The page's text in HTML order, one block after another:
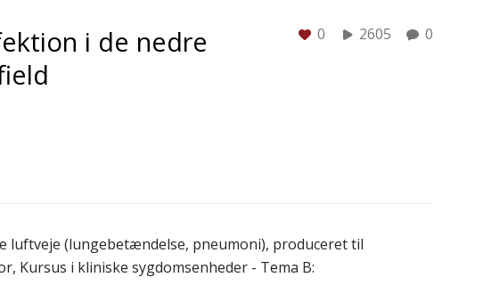
i de nedre
0 2605 0
luftveje (lungebetændelse, pneumoni), produceret til
Kursus i kliniske sygdomsenheder - Tema B: